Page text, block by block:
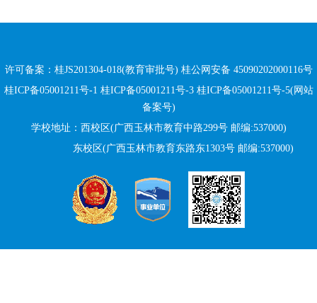
许可备案：桂JS201304-018(教育审批号) 桂公网安备 45090202000116号
桂ICP备05001211号-1 桂ICP备05001211号-3 桂ICP备05001211号-5(网站
备案号)
学校地址：西校区(广西玉林市教育中路299号 邮编:537000)
东校区(广西玉林市教育东路东1303号 邮编:537000)